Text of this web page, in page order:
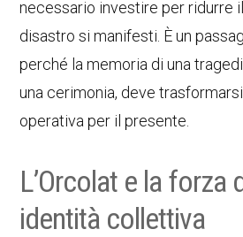
necessario investire per ridurre
disastro si manifesti. È un
perché la memoria di una
una cerimonia, deve
operativa per il presente.
L’Orcolat e la forza
identità collettiva